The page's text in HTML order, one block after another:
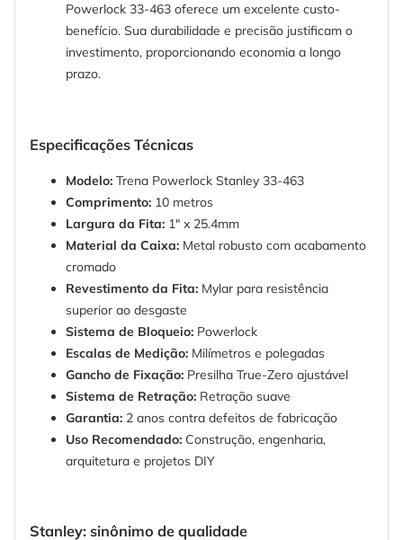
Powerlock 33-463 oferece um excelente custo-
benefício. Sua durabilidade e precisão justificam o
investimento, proporcionando economia a longo
prazo.
Especificações Técnicas
Modelo: Trena Powerlock Stanley 33-463
Comprimento: 10 metros
Largura da Fita: 1" x 25.4mm
Material da Caixa: Metal robusto com acabamento
cromado
Revestimento da Fita: Mylar para resistência
superior ao desgaste
Sistema de Bloqueio: Powerlock
Escalas de Medição: Milímetros e polegadas
Gancho de Fixação: Presilha True-Zero ajustável
Sistema de Retração: Retração suave
Garantia: 2 anos contra defeitos de fabricação
Uso Recomendado: Construção, engenharia,
arquitetura e projetos DIY
Stanley: sinônimo de qualidade